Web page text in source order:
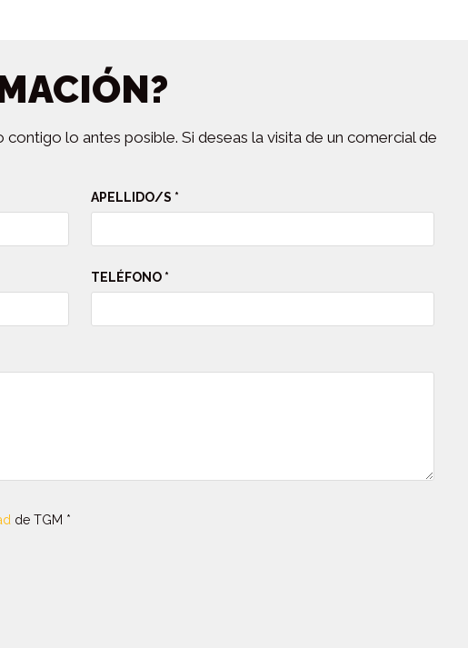
lo antes posible. Si deseas la visita de un comercial de
APELLIDO/S *
TELÉFONO *
de TGM *